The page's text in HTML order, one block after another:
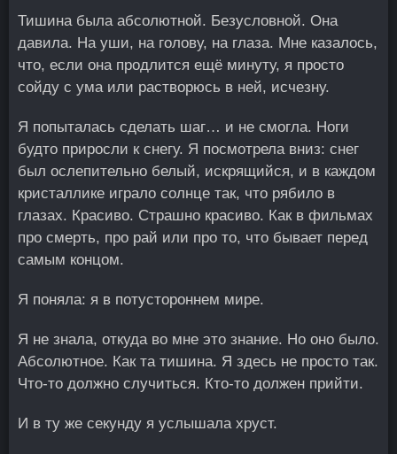
Тишина была абсолютной. Безусловной. Она
давила. На уши, на голову, на глаза. Мне казалось,
что, если она продлится ещё минуту, я просто
сойду с ума или растворюсь в ней, исчезну.
Я попыталась сделать шаг… и не смогла. Ноги
будто приросли к снегу. Я посмотрела вниз: снег
был ослепительно белый, искрящийся, и в каждом
кристаллике играло солнце так, что рябило в
глазах. Красиво. Страшно красиво. Как в фильмах
про смерть, про рай или про то, что бывает перед
самым концом.
Я поняла: я в потустороннем мире.
Я не знала, откуда во мне это знание. Но оно было.
Абсолютное. Как та тишина. Я здесь не просто так.
Что-то должно случиться. Кто-то должен прийти.
И в ту же секунду я услышала хруст.